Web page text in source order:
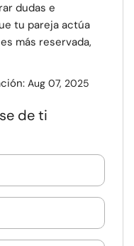
dudas e
tu pareja actúa
más reservada,
Aug 07, 2025
de ti